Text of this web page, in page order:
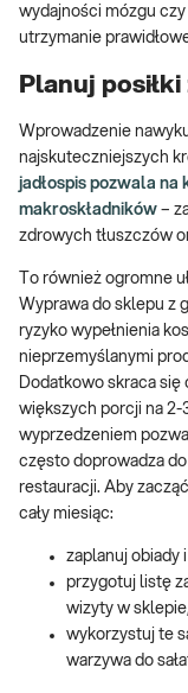
wydajności mózgu
utrzymanie
Planuj
Wprowadzenie
najskuteczniejszych
jadłospis pozwala
makroskładników –
zdrowych tłuszczów
To również ogromne
Wyprawa do sklepu z
ryzyko wypełnienia
nieprzemyślanymi
Dodatkowo skraca
większych porcji na 2-
wyprzedzeniem
często doprowadza
restauracji. Aby
cały miesiąc:
zaplanuj obiady
przygotuj listę
wizyty w
wykorzystuj te
warzywa do